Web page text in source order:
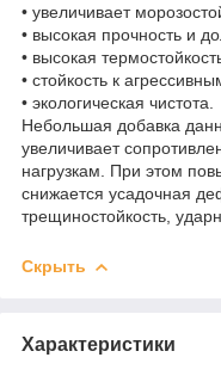
• увеличивает
• высокая прочность и
• высокая
• стойкость к
• экологическая чистота.
Небольшая добавка
увеличивает
нагрузкам. При этом
снижается усадочная
трещиностойкость,
Скрыть
Характеристики